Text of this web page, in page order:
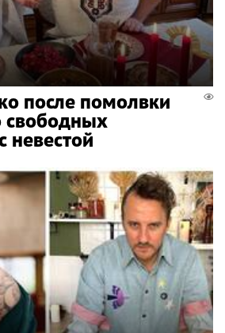
после помолвки
свободных
невестой